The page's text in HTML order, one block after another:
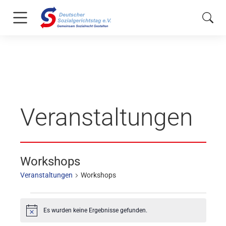
Veranstaltungen
Workshops
Veranstaltungen Workshops
HinweisEs wurden keine Ergebnisse gefunden.